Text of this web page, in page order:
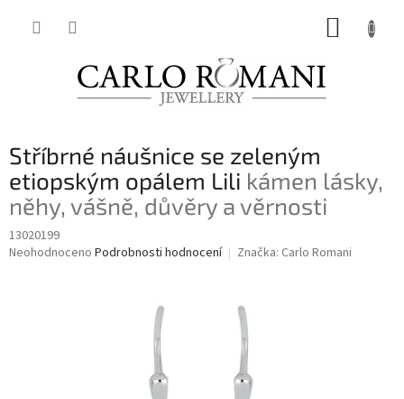
Stříbrné náušnice se zeleným
etiopským opálem Lili kámen lásky,
něhy, vášně, důvěry a věrnosti
13020199
Průměrné
Neohodnoceno Podrobnosti hodnocení Značka: Carlo Romani